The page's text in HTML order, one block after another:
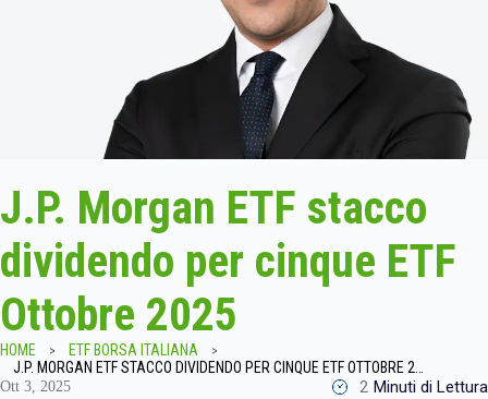
J.P. Morgan ETF stacco
dividendo per cinque ETF
Ottobre 2025
HOME
ETF BORSA ITALIANA
J.P. MORGAN ETF STACCO DIVIDENDO PER CINQUE ETF OTTOBRE 2025
Ott 3, 2025 2 Minuti di Lettura